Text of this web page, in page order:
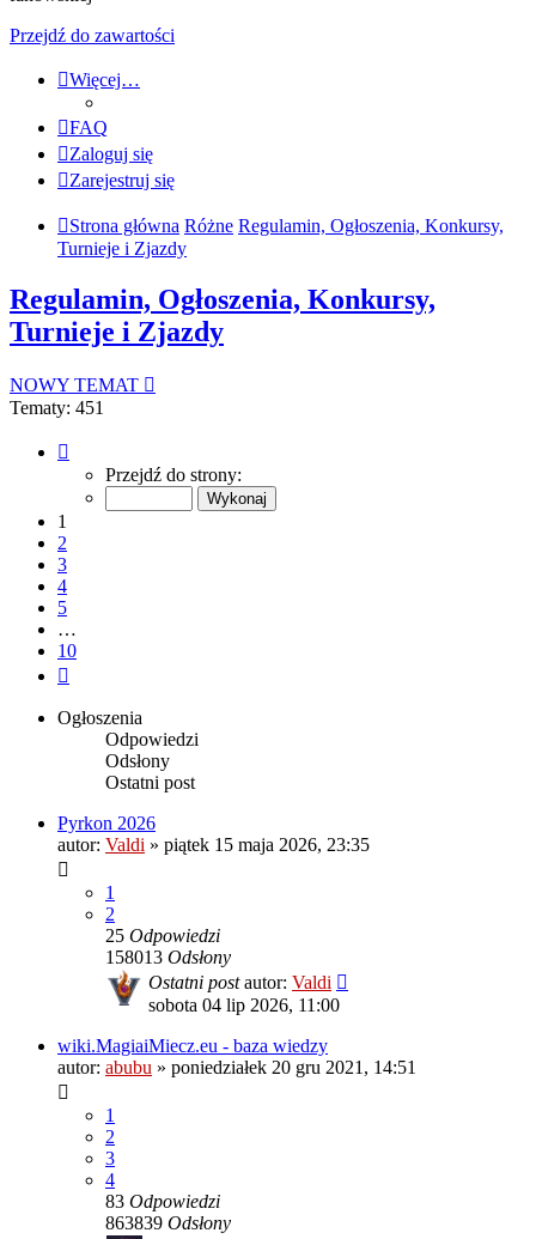
Przejdź do zawartości
Więcej…
FAQ
Zaloguj się
Zarejestruj się
Strona główna Różne Regulamin, Ogłoszenia, Konkursy,
Turnieje i Zjazdy
Regulamin, Ogłoszenia, Konkursy,
Turnieje i Zjazdy
NOWY TEMAT
Tematy: 451
Przejdź do strony:
1
2
3
4
5
…
10
Ogłoszenia
Odpowiedzi
Odsłony
Ostatni post
Pyrkon 2026
autor: Valdi » piątek 15 maja 2026, 23:35
1
2
25 Odpowiedzi
158013 Odsłony
Ostatni postautor: Valdi
sobota 04 lip 2026, 11:00
wiki.MagiaiMiecz.eu - baza wiedzy
autor: abubu » poniedziałek 20 gru 2021, 14:51
1
2
3
4
83 Odpowiedzi
863839 Odsłony